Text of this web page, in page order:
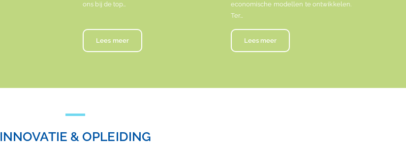
ons bij de top…
Lees meer
economische modellen te ontwikkelen.
Ter…
Lees meer
INNOVATIE & OPLEIDING